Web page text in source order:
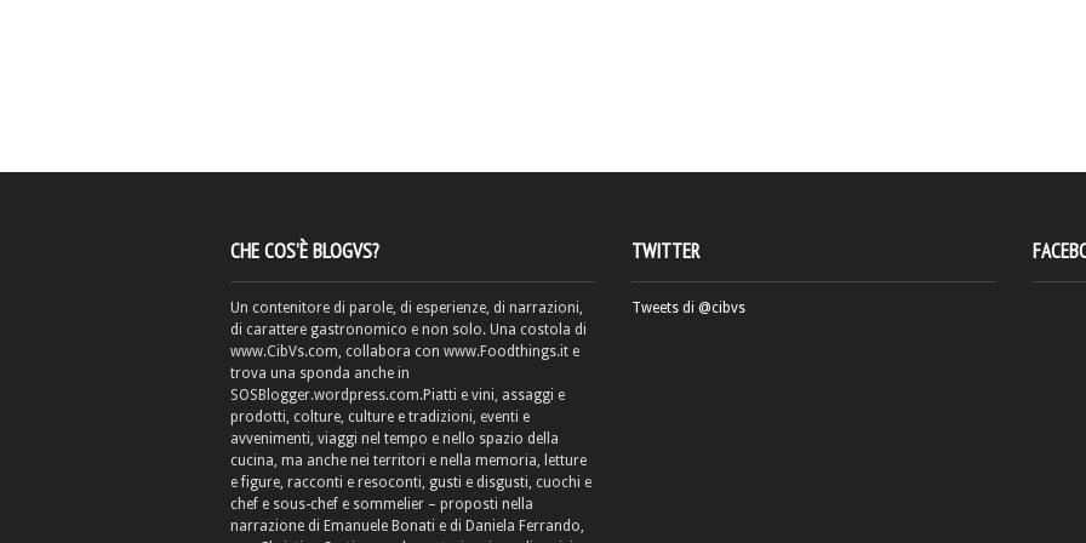
CHE COS’È BLOGVS?
Un contenitore di parole, di esperienze, di narrazioni,
di carattere gastronomico e non solo. Una costola di
www.CibVs.com, collabora con www.Foodthings.it e
trova una sponda anche in
SOSBlogger.wordpress.com.Piatti e vini, assaggi e
prodotti, colture, culture e tradizioni, eventi e
avvenimenti, viaggi nel tempo e nello spazio della
cucina, ma anche nei territori e nella memoria, letture
e figure, racconti e resoconti, gusti e disgusti, cuochi e
chef e sous-chef e sommelier – proposti nella
narrazione di Emanuele Bonati e di Daniela Ferrando,
TWITTER
Tweets di @cibvs